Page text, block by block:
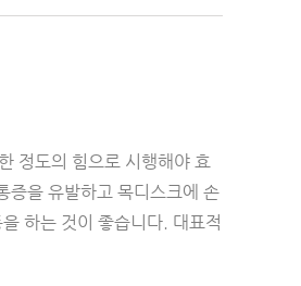
정도의 힘으로 시행해야 효
증을 유발하고 목디스크에 손
하는 것이 좋습니다. 대표적